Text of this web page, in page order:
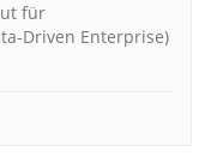
für
Driven Enterprise)